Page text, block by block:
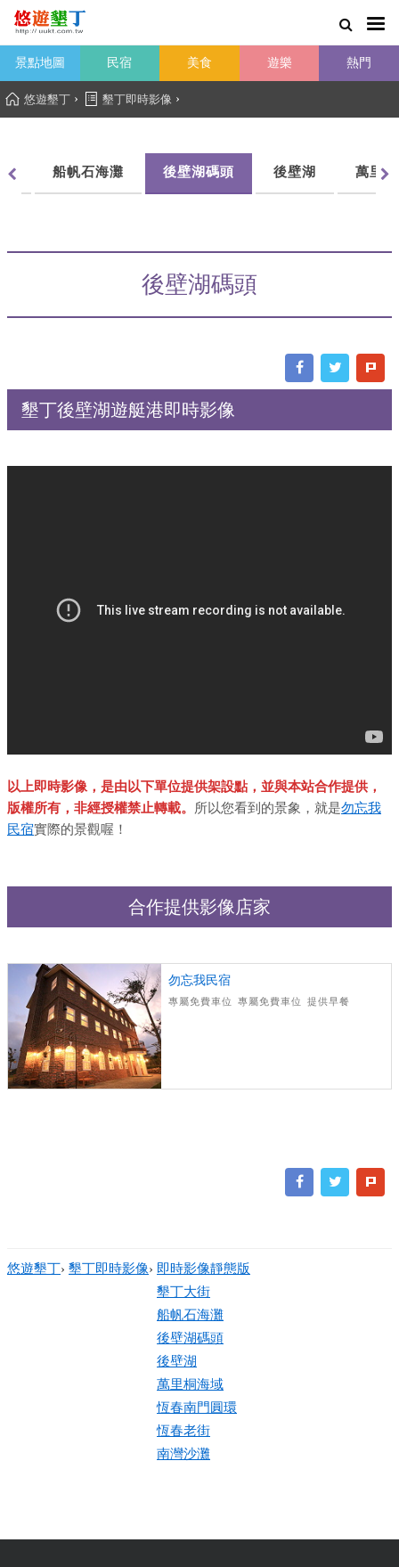
景點地圖 民宿 美食 遊樂 熱門
悠遊墾丁 › 墾丁即時影像 ›
船帆石海灘 後壁湖碼頭 後壁湖 萬里
後壁湖碼頭
墾丁後壁湖遊艇港即時影像
以上即時影像，是由以下單位提供架設點，並與本站合作提供，
版權所有，非經授權禁止轉載。
所以您看到的景象，就是勿忘我
民宿實際的景觀喔！
合作提供影像店家
勿忘我民宿
專屬免費車位 專屬免費車位 提供早餐
獨棟別墅 歐式風
悠遊墾丁› 墾丁即時影像› 即時影像靜態版
墾丁大街
船帆石海灘
後壁湖碼頭
後壁湖
萬里桐海域
恆春南門圓環
恆春老街
南灣沙灘